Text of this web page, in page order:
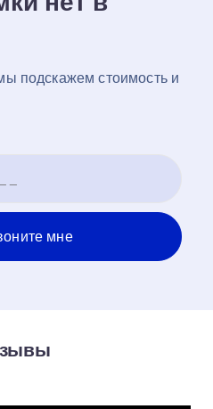
подскажем стоимость и